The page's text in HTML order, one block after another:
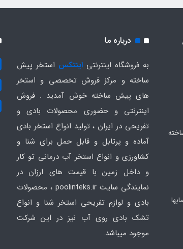
درباره ما
به فروشگاه اینترنتی اینتکس استخر پیش
ساخته و مرکز فروش تخصصی و استخر
های پیش ساخته خوش آمدید . فروش
اینترنتی و حضوری محصولات بادی و
تفریحی در ایران ، تولید انواع استخر بادی
آماده و پرتابل و قابل حمل برای شنا و
کشاورزی و انواع استخر آب درمانی تو کار
و داخل زمین با قیمت های ارزان در
نمایندگی سایت poolinteks.ir ، محصولات
بادی و لوازم تفریحی استخر شنا و انواع
تشک بادی روی آب نیز در این شرکت
موجود میباشد.